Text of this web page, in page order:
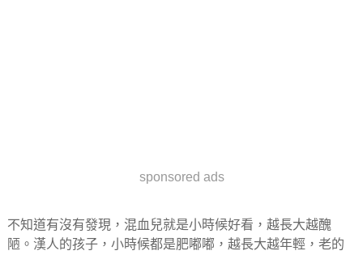
sponsored ads
不知道有沒有發現，混血兒就是小時候好看，越長大越醜
陋。漢人的孩子，小時候都是肥嘟嘟，越長大越年輕，老的